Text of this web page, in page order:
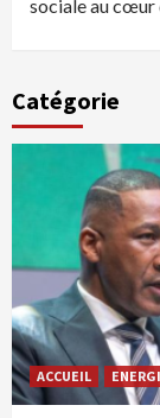
sociale au cœur
Catégorie
ACCUEIL